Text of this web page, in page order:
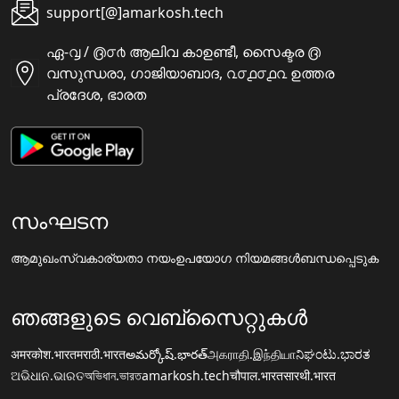
support[@]amarkosh.tech
ഏ-൮ / ൫൦൪ ആലിവ കാഉണ്ടീ, സൈക്ടര ൫
വസുന്ധരാ, ഗാജിയാബാദ, ൨൦൧൦൧൨ ഉത്തര
പ്രദേശ, ഭാരത
സംഘടന
ആമുഖംസ്വകാര്യതാ നയംഉപയോഗ നിയമങ്ങൾബന്ധപ്പെടുക
ഞങ്ങളുടെ വെബ്സൈറ്റുകൾ
अमरकोश.भारतमराठी.भारतఅమర్కోష్.భారత్அகராதி.இந்தியாನಿಘಂಟು.ಭಾರತ
ଅଭିଧାନ.ଭାରତঅভিধান.ভারতamarkosh.techचौपाल.भारतसारथी.भारत